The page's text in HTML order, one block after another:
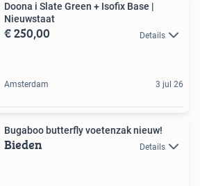
Doona i Slate Green + Isofix Base |
Nieuwstaat
€ 250,00 Details
Amsterdam 3 jul 26
Bugaboo butterfly voetenzak nieuw!
Bieden Details